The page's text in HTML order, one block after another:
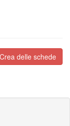
Crea delle schede